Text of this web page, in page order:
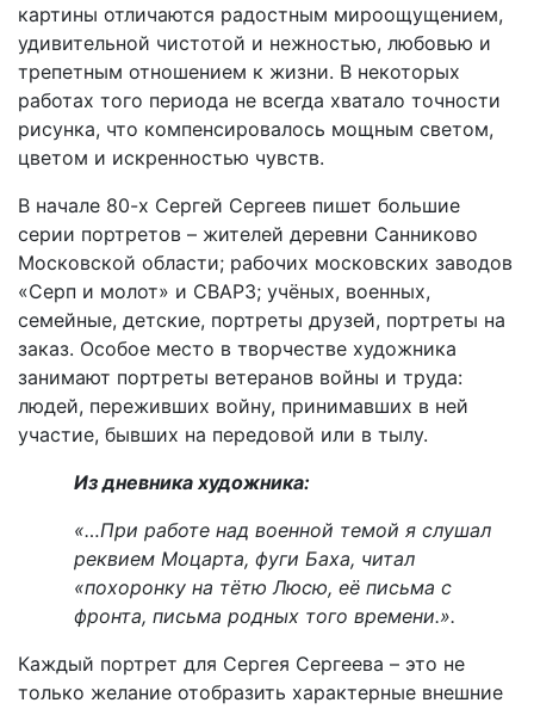
картины отличаются радостным мироощущением,
удивительной чистотой и нежностью, любовью и
трепетным отношением к жизни. В некоторых
работах того периода не всегда хватало точности
рисунка, что компенсировалось мощным светом,
цветом и искренностью чувств.
В начале 80-х Сергей Сергеев пишет большие
серии портретов – жителей деревни Санниково
Московской области; рабочих московских заводов
«Серп и молот» и СВАРЗ; учёных, военных,
семейные, детские, портреты друзей, портреты на
заказ. Особое место в творчестве художника
занимают портреты ветеранов войны и труда:
людей, переживших войну, принимавших в ней
участие, бывших на передовой или в тылу.
Из дневника художника:
«…При работе над военной темой я слушал
реквием Моцарта, фуги Баха, читал
«похоронку на тётю Люсю, её письма с
фронта, письма родных того времени.».
Каждый портрет для Сергея Сергеева – это не
только желание отобразить характерные внешние